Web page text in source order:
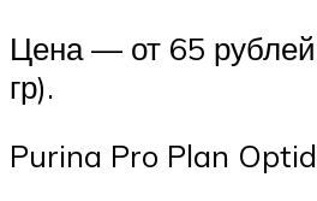
Цена — от 65
гр).
Purina Pro Plan